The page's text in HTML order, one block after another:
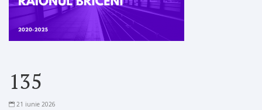
135
21 iunie 2026